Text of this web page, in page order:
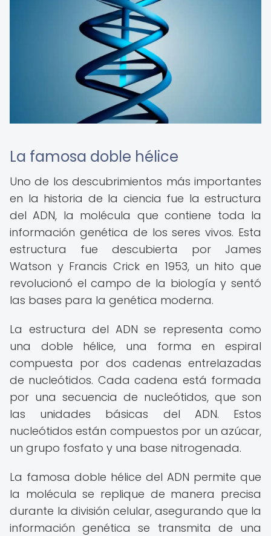
La famosa doble hélice
Uno de los descubrimientos más importantes
en la historia de la ciencia fue la estructura
del ADN, la molécula que contiene toda la
información genética de los seres vivos. Esta
estructura fue descubierta por James
Watson y Francis Crick en 1953, un hito que
revolucionó el campo de la biología y sentó
las bases para la genética moderna.
La estructura del ADN se representa como
una doble hélice, una forma en espiral
compuesta por dos cadenas entrelazadas
de nucleótidos. Cada cadena está formada
por una secuencia de nucleótidos, que son
las unidades básicas del ADN. Estos
nucleótidos están compuestos por un azúcar,
un grupo fosfato y una base nitrogenada.
La famosa doble hélice del ADN permite que
la molécula se replique de manera precisa
durante la división celular, asegurando que la
información genética se transmita de una